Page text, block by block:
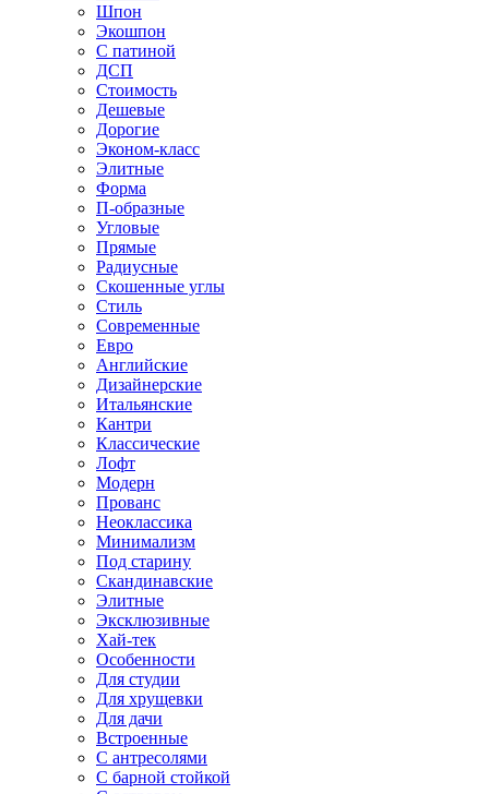
Шпон
Экошпон
С патиной
ДСП
Стоимость
Дешевые
Дорогие
Эконом-класс
Элитные
Форма
П-образные
Угловые
Прямые
Радиусные
Скошенные углы
Стиль
Современные
Евро
Английские
Дизайнерские
Итальянские
Кантри
Классические
Лофт
Модерн
Прованс
Неоклассика
Минимализм
Под старину
Скандинавские
Элитные
Эксклюзивные
Хай-тек
Особенности
Для студии
Для хрущевки
Для дачи
Встроенные
С антресолями
С барной стойкой